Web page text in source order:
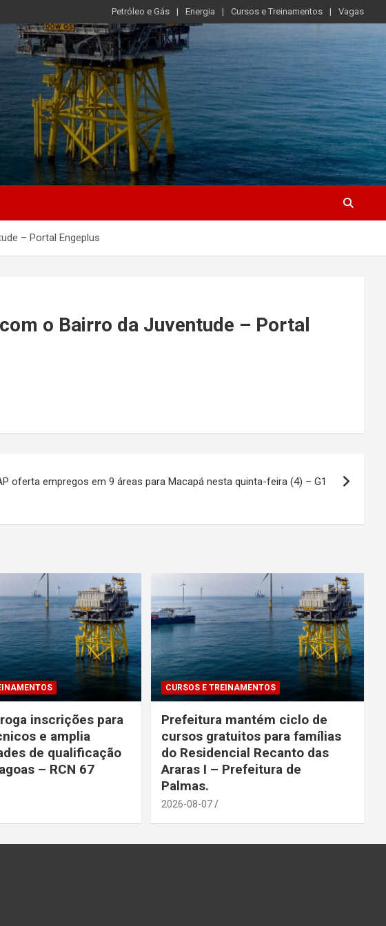
Petróleo e Gás Energia Cursos e Treinamentos Vagas
– Portal Engeplus
o Bairro da Juventude – Portal
oferta empregos em 9 áreas para Macapá nesta quinta-feira (4) – G1
inscrições para
e amplia
de qualificação
– RCN 67
CURSOS E TREINAMENTOS
Prefeitura mantém ciclo de
cursos gratuitos para famílias
do Residencial Recanto das
Araras I – Prefeitura de
Palmas.
2026-08-07